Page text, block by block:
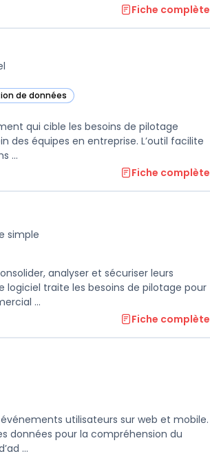
Fiche complète
de données
catégorie
qui cible les besoins de pilotage
des équipes en entreprise. L’outil facilite
...
Fiche complète
simple
analyser et sécuriser leurs
traite les besoins de pilotage pour
...
Fiche complète
utilisateurs sur web et mobile.
données pour la compréhension du
...